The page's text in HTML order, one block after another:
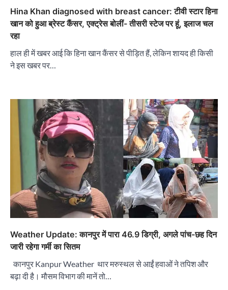
Hina Khan diagnosed with breast cancer: टीवी स्टार हिना
खान को हुआ ब्रेस्ट कैंसर, एक्ट्रेस बोलीं- तीसरी स्टेज पर हूं, इलाज चल
रहा
हाल ही में खबर आई कि हिना खान कैंसर से पीड़ित हैं, लेकिन शायद ही किसी
ने इस खबर पर…
Weather Update: कानपुर में पारा 46.9 डिग्री, अगले पांच-छह दिन
जारी रहेगा गर्मी का सितम
कानपुर Kanpur Weather थार मरुस्थल से आईं हवाओं ने तपिश और
बढ़ा दी है। मौसम विभाग की मानें तो…